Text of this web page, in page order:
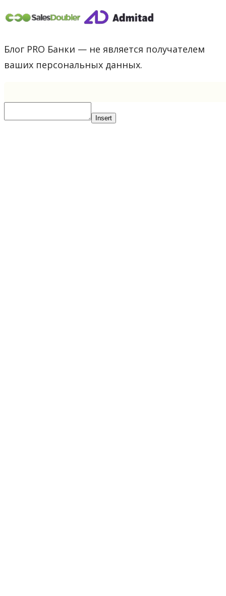
Блог PRO Банки — не является получателем
ваших персональных данных.
Insert